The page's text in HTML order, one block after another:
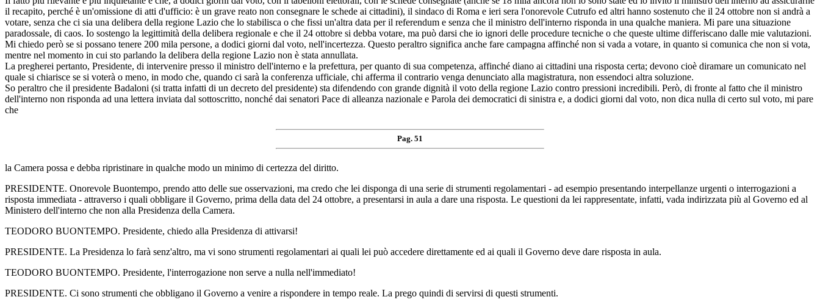
il recapito, perché è un'omissione di atti d'ufficio: è un grave reato non consegnare le schede ai cittadini), il sindaco di Roma e ieri sera l'onorevole Cutrufo ed altri hanno sostenuto che il 24 ottobre non si andrà a
votare, senza che ci sia una delibera della regione Lazio che lo stabilisca o che fissi un'altra data per il referendum e senza che il ministro dell'interno risponda in una qualche maniera. Mi pare una situazione
paradossale, di caos. Io sostengo la legittimità della delibera regionale e che il 24 ottobre si debba votare, ma può darsi che io ignori delle procedure tecniche o che queste ultime differiscano dalle mie valutazioni.
Mi chiedo però se si possano tenere 200 mila persone, a dodici giorni dal voto, nell'incertezza. Questo peraltro significa anche fare campagna affinché non si vada a votare, in quanto si comunica che non si vota,
mentre nel momento in cui sto parlando la delibera della regione Lazio non è stata annullata.
La pregherei pertanto, Presidente, di intervenire presso il ministro dell'interno e la prefettura, per quanto di sua competenza, affinché diano ai cittadini una risposta certa; devono cioè diramare un comunicato nel
quale si chiarisce se si voterà o meno, in modo che, quando ci sarà la conferenza ufficiale, chi afferma il contrario venga denunciato alla magistratura, non essendoci altra soluzione.
So peraltro che il presidente Badaloni (si tratta infatti di un decreto del presidente) sta difendendo con grande dignità il voto della regione Lazio contro pressioni incredibili. Però, di fronte al fatto che il ministro
dell'interno non risponda ad una lettera inviata dal sottoscritto, nonché dai senatori Pace di alleanza nazionale e Parola dei democratici di sinistra e, a dodici giorni dal voto, non dica nulla di certo sul voto, mi pare
che
Pag. 51
la Camera possa e debba ripristinare in qualche modo un minimo di certezza del diritto.
PRESIDENTE. Onorevole Buontempo, prendo atto delle sue osservazioni, ma credo che lei disponga di una serie di strumenti regolamentari - ad esempio presentando interpellanze urgenti o interrogazioni a
risposta immediata - attraverso i quali obbligare il Governo, prima della data del 24 ottobre, a presentarsi in aula a dare una risposta. Le questioni da lei rappresentate, infatti, vada indirizzata più al Governo ed al
Ministero dell'interno che non alla Presidenza della Camera.
TEODORO BUONTEMPO. Presidente, chiedo alla Presidenza di attivarsi!
PRESIDENTE. La Presidenza lo farà senz'altro, ma vi sono strumenti regolamentari ai quali lei può accedere direttamente ed ai quali il Governo deve dare risposta in aula.
TEODORO BUONTEMPO. Presidente, l'interrogazione non serve a nulla nell'immediato!
PRESIDENTE. Ci sono strumenti che obbligano il Governo a venire a rispondere in tempo reale. La prego quindi di servirsi di questi strumenti.